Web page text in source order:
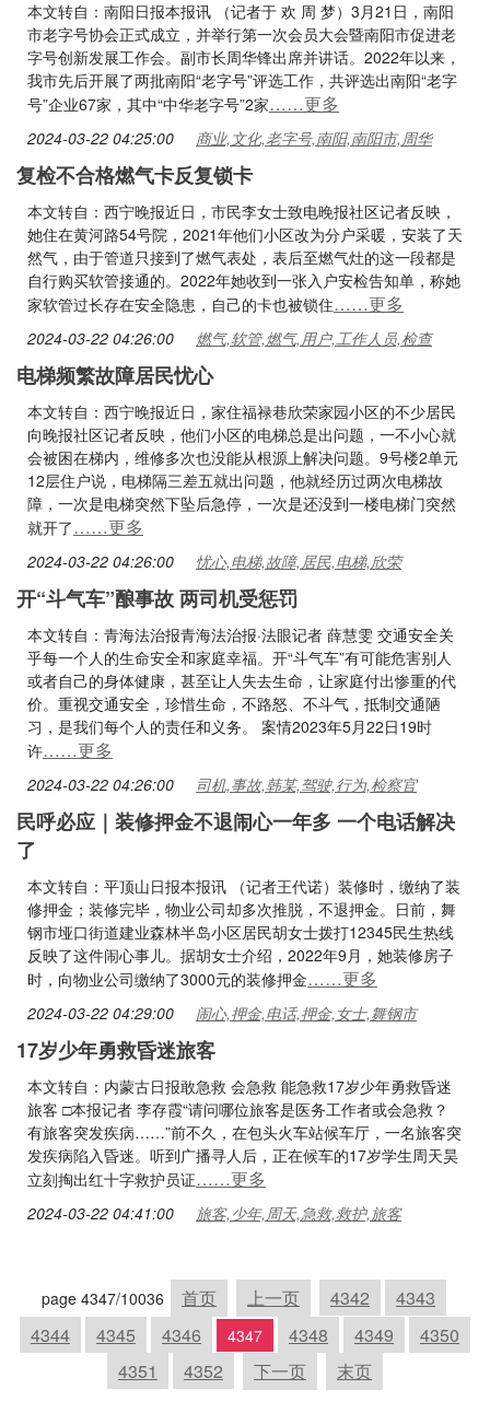
本文转自：南阳日报本报讯 （记者于 欢 周 梦）3月21日，南阳
市老字号协会正式成立，并举行第一次会员大会暨南阳市促进老
字号创新发展工作会。副市长周华锋出席并讲话。2022年以来，
我市先后开展了两批南阳“老字号”评选工作，共评选出南阳“老字
号”企业67家，其中“中华老字号”2家……更多
2024-03-22 04:25:00 商业,文化,老字号,南阳,南阳市,周华
复检不合格燃气卡反复锁卡
本文转自：西宁晚报近日，市民李女士致电晚报社区记者反映，
她住在黄河路54号院，2021年他们小区改为分户采暖，安装了天
然气，由于管道只接到了燃气表处，表后至燃气灶的这一段都是
自行购买软管接通的。2022年她收到一张入户安检告知单，称她
家软管过长存在安全隐患，自己的卡也被锁住……更多
2024-03-22 04:26:00 燃气,软管,燃气,用户,工作人员,检查
电梯频繁故障居民忧心
本文转自：西宁晚报近日，家住福禄巷欣荣家园小区的不少居民
向晚报社区记者反映，他们小区的电梯总是出问题，一不小心就
会被困在梯内，维修多次也没能从根源上解决问题。9号楼2单元
12层住户说，电梯隔三差五就出问题，他就经历过两次电梯故
障，一次是电梯突然下坠后急停，一次是还没到一楼电梯门突然
就开了……更多
2024-03-22 04:26:00 忧心,电梯,故障,居民,电梯,欣荣
开“斗气车”酿事故 两司机受惩罚
本文转自：青海法治报青海法治报·法眼记者 薛慧雯 交通安全关
乎每一个人的生命安全和家庭幸福。开“斗气车”有可能危害别人
或者自己的身体健康，甚至让人失去生命，让家庭付出惨重的代
价。重视交通安全，珍惜生命，不路怒、不斗气，抵制交通陋
习，是我们每个人的责任和义务。 案情2023年5月22日19时
许……更多
2024-03-22 04:26:00 司机,事故,韩某,驾驶,行为,检察官
民呼必应｜装修押金不退闹心一年多 一个电话解决
了
本文转自：平顶山日报本报讯 （记者王代诺）装修时，缴纳了装
修押金；装修完毕，物业公司却多次推脱，不退押金。日前，舞
钢市垭口街道建业森林半岛小区居民胡女士拨打12345民生热线
反映了这件闹心事儿。据胡女士介绍，2022年9月，她装修房子
时，向物业公司缴纳了3000元的装修押金……更多
2024-03-22 04:29:00 闹心,押金,电话,押金,女士,舞钢市
17岁少年勇救昏迷旅客
本文转自：内蒙古日报敢急救 会急救 能急救17岁少年勇救昏迷
旅客 □本报记者 李存霞“请问哪位旅客是医务工作者或会急救？
有旅客突发疾病……”前不久，在包头火车站候车厅，一名旅客突
发疾病陷入昏迷。听到广播寻人后，正在候车的17岁学生周天昊
立刻掏出红十字救护员证……更多
2024-03-22 04:41:00 旅客,少年,周天,急救,救护,旅客
page 4347/10036 首页 上一页 4342
4343
4344
4345 4346 4347 4348 4349
4350
4351
4352 下一页 末页